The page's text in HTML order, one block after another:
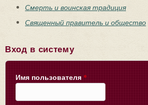
Смерть и воинская традиция
Священный правитель и общество
Вход в систему
Имя пользователя *